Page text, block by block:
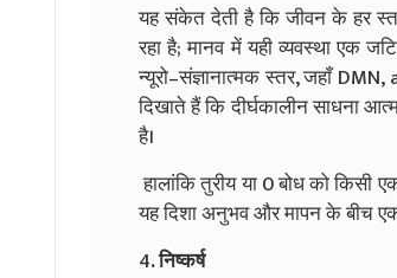
यह संकेत देती है कि जीवन के हर
रहा है; मानव में यही व्यवस्था एक
न्यूरो–संज्ञानात्मक स्तर, जहाँ
दिखाते हैं कि दीर्घकालीन साधना
है।
हालांकि तुरीय या 0 बोध को किसी
यह दिशा अनुभव और मापन के बीच
4. निष्कर्ष